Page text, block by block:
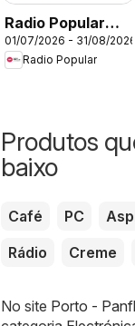
Radio Popular
Rowenta
01/07/2026 - 31/08/2026
Radio Popular
Produtos
baixo
Café PC
Rádio
Creme
No site Porto -